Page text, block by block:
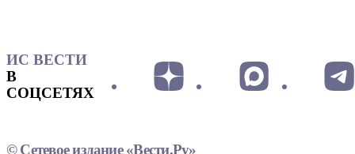
ИС ВЕСТИ
В
СОЦСЕТЯХ
© Сетевое издание «Вести.Ру»